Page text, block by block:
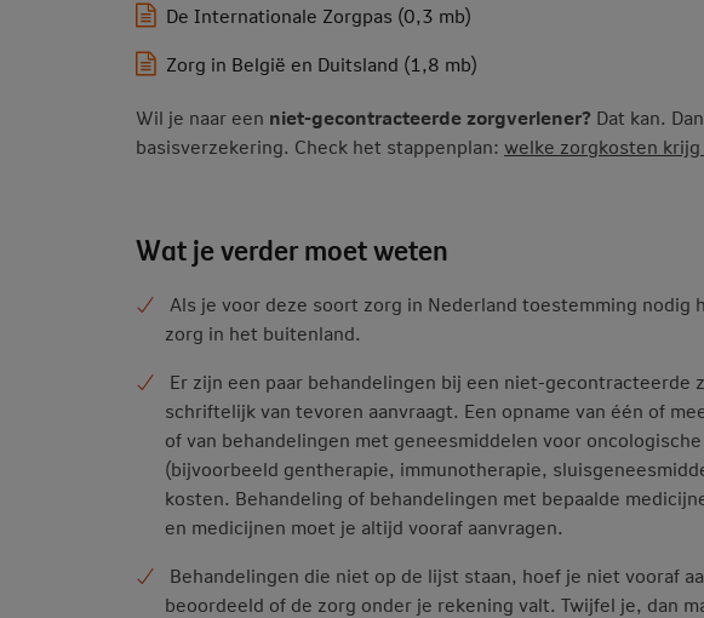
De Internationale Zorgpas (0,3 mb)
Zorg in België en Duitsland (1,8 mb)
Wil je naar een niet-gecontracteerde zorgverlener? Dat kan.
basisverzekering. Check het stappenplan: welke zorgkosten
Wat je verder moet weten
Als je voor deze soort zorg in Nederland toestemming
zorg in het buitenland.
Er zijn een paar behandelingen bij een niet-
schriftelijk van tevoren aanvraagt. Een opname van één of
of van behandelingen met geneesmiddelen voor
(bijvoorbeeld gentherapie, immunotherapie,
kosten. Behandeling of behandelingen met bepaalde
en medicijnen moet je altijd vooraf aanvragen.
Behandelingen die niet op de lijst staan, hoef je niet vooraf
beoordeeld of de zorg onder je rekening valt. Twijfel je, dan